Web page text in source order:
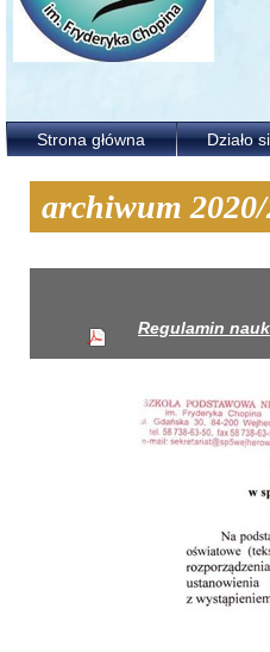
Strona główna Działo
archiwum 2020/
Regulamin